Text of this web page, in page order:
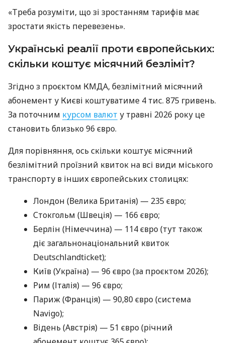
«Треба розуміти, що зі зростанням тарифів має
зростати якість перевезень».
Українські реалії проти європейських:
скільки коштує місячний безліміт?
Згідно з проєктом КМДА, безлімітний місячний
абонемент у Києві коштуватиме 4 тис. 875 гривень.
За поточним курсом валют у травні 2026 року це
становить близько 96 євро.
Для порівняння, ось скільки коштує місячний
безлімітний проїзний квиток на всі види міського
транспорту в інших європейських столицях:
Лондон (Велика Британія) — 235 євро;
Стокгольм (Швеція) — 166 євро;
Берлін (Німеччина) — 114 євро (тут також
діє загальнонаціональний квиток
Deutschlandticket);
Київ (Україна) — 96 євро (за проєктом 2026);
Рим (Італія) — 96 євро;
Париж (Франція) — 90,80 євро (система
Navigo);
Відень (Австрія) — 51 євро (річний